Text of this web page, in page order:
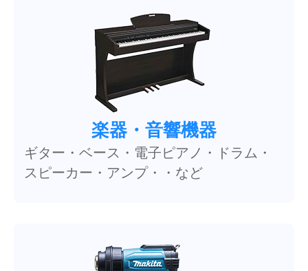
楽器・音響機器
ギター・ベース・電子ピアノ・ドラム・
スピーカー・アンプ・・など